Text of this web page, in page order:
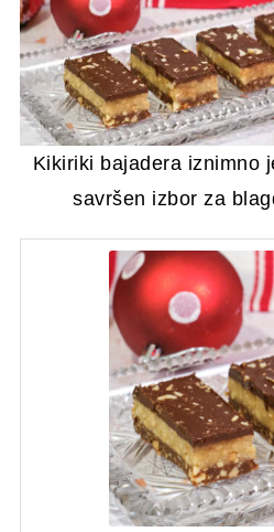
Kikiriki bajadera iznimno
savršen izbor za